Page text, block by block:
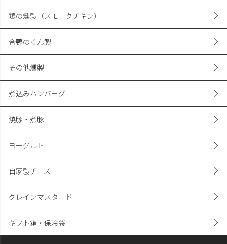
鶏の燻製（スモークチキン）
合鴨のくん製
その他燻製
煮込みハンバーグ
焼豚・煮豚
ヨーグルト
自家製チーズ
グレインマスタード
ギフト箱・保冷袋